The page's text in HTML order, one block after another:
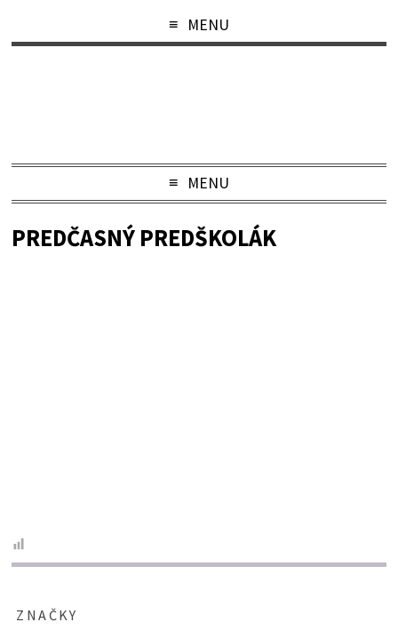
MENU
MENU
PREDČASNÝ PREDŠKOLÁK
ZNAČKY